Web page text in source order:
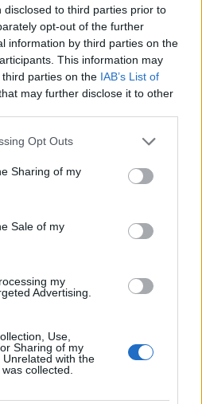
to third parties prior to
opt-out of the further
information by third parties on the
This information may
parties on the IAB’s List of
may further disclose it to other
app uses one or more Google
behaviour. You may click to
and its third-party tags to
purposes in below Google
Opt Outs
Sharing of my
Sale of my
my
Advertising.
Use,
Sharing of my
with the
collected.
ή το Αστέρι
έμοιαζαν σαν ένα
έχει απασχολήσει
σχετικά με το αν θα
Άστρο της Βηθλεέμ.